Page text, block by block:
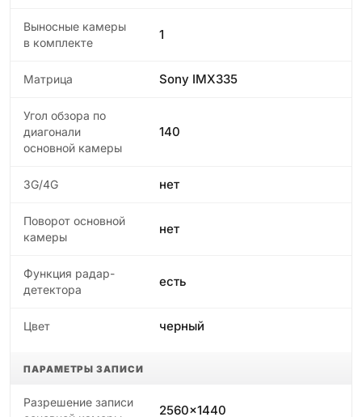
Выносные камеры
в комплекте
1
Матрица Sony IMX335
Угол обзора по
диагонали
основной камеры
140
3G/4G нет
Поворот основной
камеры
нет
Функция радар-
детектора
есть
Цвет черный
ПАРАМЕТРЫ ЗАПИСИ
Разрешение записи
2560x1440